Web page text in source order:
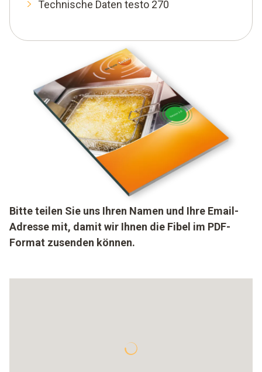
Technische Daten testo 270
Bitte teilen Sie uns Ihren Namen und Ihre Email-
Adresse mit, damit wir Ihnen die Fibel im PDF-
Format zusenden können.